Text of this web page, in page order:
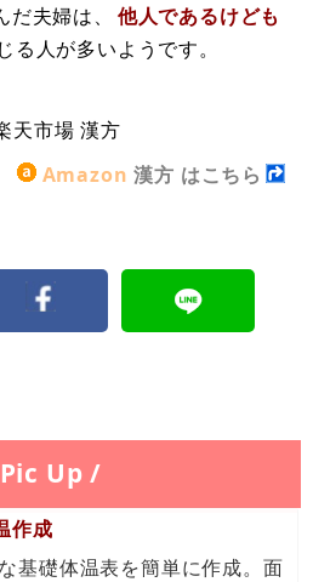
夫婦は、
他人であるけども
る人が多いようです。
天市場 漢方
Amazon 漢方 はこちら
Up /
作成
基礎体温表を簡単に作成。面